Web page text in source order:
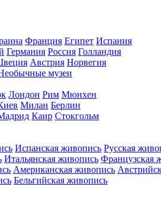
Франция Египет Испания
Германия Россия Голландия
Австрия Норвегия
музеи
Лондон Рим Мюнхен
Милан Берлин
Каир Стокгольм
Испанская живопись Русская
Итальянская живопись Французская
Американская живопись
Бельгийская живопись